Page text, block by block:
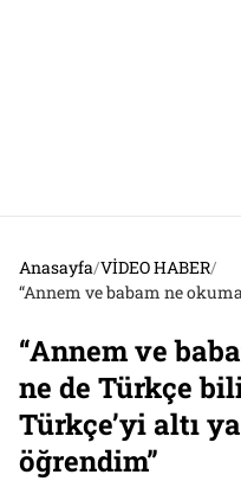
Anasayfa/VİDEO HABER/
“Annem ve
ne de Türkçe
Türkçe’yi altı
öğrendim”